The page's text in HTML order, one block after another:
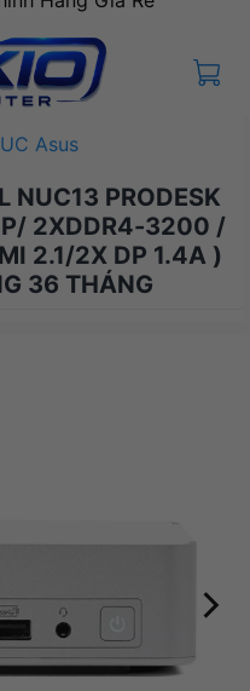
Asus
NUC13 PRODESK
2XDDR4-3200 /
2.1/2X DP 1.4A )
36 THÁNG